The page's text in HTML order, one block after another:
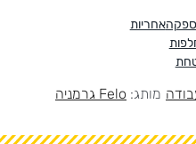
אחריות
מותג: Felo גרמניה